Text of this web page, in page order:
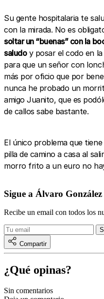
Su gente hospitalaria te
con la mirada. No es
soltar un “buenas” con la
saludoy posar el codo en la
para que un señor con
más por oficio que por
nunca he probado un
amigo Juanito, que es
de callos sabe bastante.
El único problema que
pilla de camino a casa al
morro frito a un euro no
Sigue a Álvaro González
Recibe un email con todos los
Compartir
¿Qué opinas?
Sin comentarios